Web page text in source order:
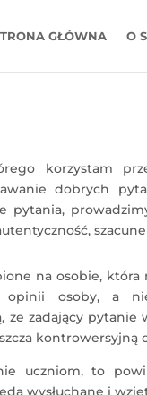
GŁÓWNA O
korzystam
dobrych
pytania,
na osobie,
opinii osoby, a
że zadający
kontrowersyjną
uczniom, to
wysłuchane i